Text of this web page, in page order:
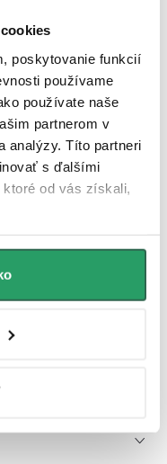
poskytovanie funkcií
používame
používate naše
partnerom v
analýzy. Títo partneri
s ďalšími
od vás získali,
a vďaka štandardnej
Cerano, ako aj od
Jika, Tece ai.
hladkosť, minimálnu
Na povrchu je
ľahko sa čistí, nízka
a škvŕn. Glazúra zostáva
agresívnych čističov,
prasklinám.
UV stabilizátorov,